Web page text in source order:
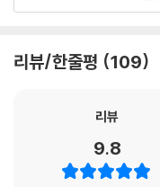
게 하면 경제 독립을 이룰
과 그들의 엄마가 존리에게
민하고 엄마들은 엄마들대
그렇게 네 명의 아이들은
고, 어떻게 공부하는지, 그
리뷰/한줄평 109
리뷰
9.8